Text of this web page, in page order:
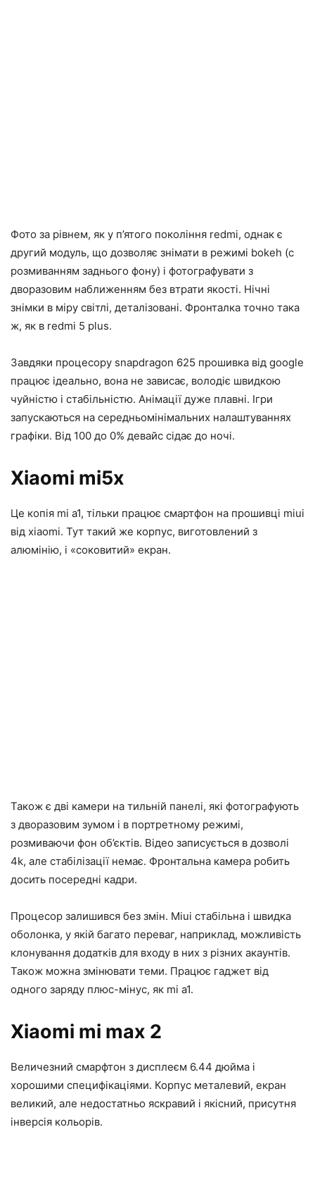
Фото за рівнем, як у п’ятого покоління redmi, однак є
другий модуль, що дозволяє знімати в режимі bokeh (c
розмиванням заднього фону) і фотографувати з
дворазовим наближенням без втрати якості. Нічні
знімки в міру світлі, деталізовані. Фронталка точно така
ж, як в redmi 5 plus.
Завдяки процесору snapdragon 625 прошивка від google
працює ідеально, вона не зависає, володіє швидкою
чуйністю і стабільністю. Анімації дуже плавні. Ігри
запускаються на середньомінімальних налаштуваннях
графіки. Від 100 до 0% девайс сідає до ночі.
Xiaomi mi5x
Це копія mi a1, тільки працює смартфон на прошивці miui
від xiaomi. Тут такий же корпус, виготовлений з
алюмінію, і «соковитий» екран.
Також є дві камери на тильній панелі, які фотографують
з дворазовим зумом і в портретному режимі,
розмиваючи фон об’єктів. Відео записується в дозволі
4k, але стабілізації немає. Фронтальна камера робить
досить посередні кадри.
Процесор залишився без змін. Miui стабільна і швидка
оболонка, у якій багато переваг, наприклад, можливість
клонування додатків для входу в них з різних акаунтів.
Також можна змінювати теми. Працює гаджет від
одного заряду плюс-мінус, як mi a1.
Xiaomi mi max 2
Величезний смарфтон з дисплеєм 6.44 дюйма і
хорошими специфікаціями. Корпус металевий, екран
великий, але недостатньо яскравий і якісний, присутня
інверсія кольорів.